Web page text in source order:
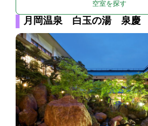
空室を探す
月岡温泉 白玉の湯 泉慶